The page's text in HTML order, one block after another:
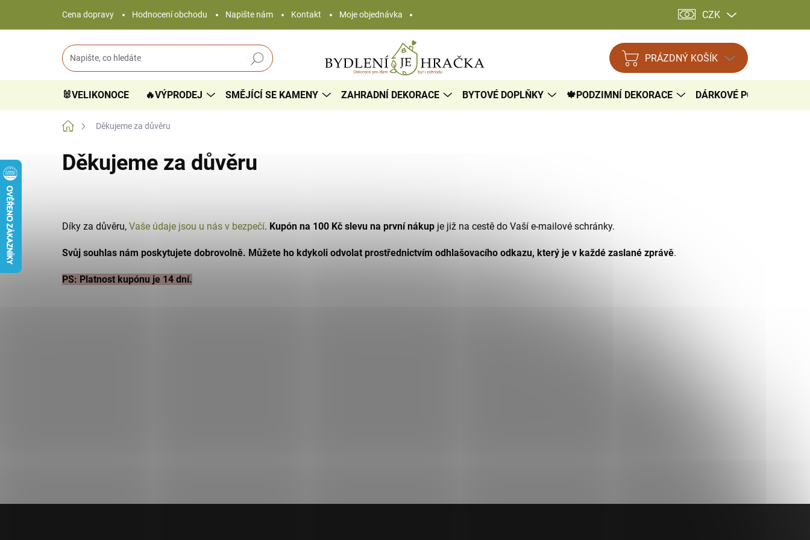
obsah
Cena dopravy Hodnocení obchodu Napište nám Kontakt Moje objednávka CZK
Hledat
NÁKUPNÍ
KOŠÍK
PRÁZDNÝ KOŠÍK
🐰VELIKONOCE 🔥VÝPRODEJ SMĚJÍCÍ SE KAMENY ZAHRADNÍ DEKORACE BYTOVÉ DOPLŇKY 🍁PODZIMNÍ DEKORACE DÁRKOVÉ POUKAZY
Domů Děkujeme za důvěru
Děkujeme za důvěru
Díky za důvěru, Vaše údaje jsou u nás v bezpečí. Kupón na 100 Kč slevu na první nákup je již na cestě do Vaší e-mailové schránky.
Svůj souhlas nám poskytujete dobrovolně. Můžete ho kdykoli odvolat prostřednictvím odhlašovacího odkazu, který je v každé zaslané zprávě.
PS: Platnost kupónu je 14 dní.